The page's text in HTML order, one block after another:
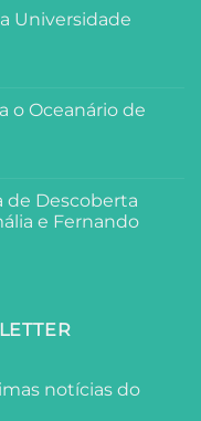
Universidade
o Oceanário de
de Descoberta
e Fernando
notícias do